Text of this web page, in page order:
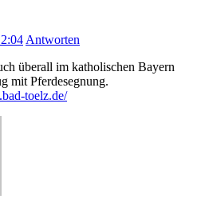
Antworten
überall im katholischen Bayern
mit Pferdesegnung.
toelz.de/